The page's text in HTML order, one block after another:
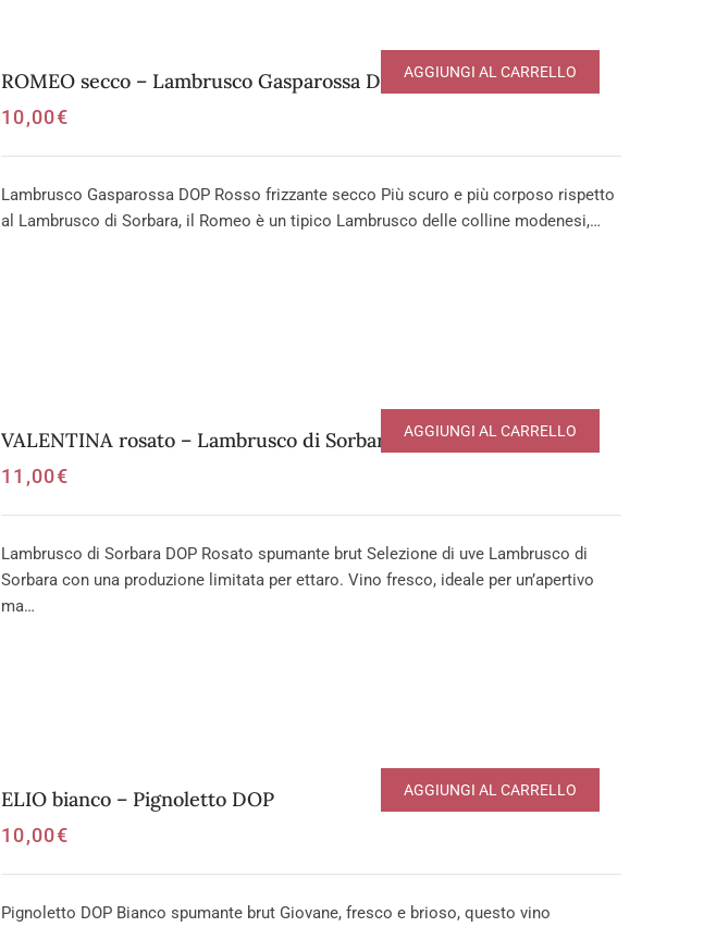
ROMEO secco – Lambrusco Gasparossa DOP
10,00€
AGGIUNGI AL CARRELLO
Lambrusco Gasparossa DOP Rosso frizzante secco Più scuro e più corposo rispetto
al Lambrusco di Sorbara, il Romeo è un tipico Lambrusco delle colline modenesi,…
VALENTINA rosato – Lambrusco di Sorbara DOP
11,00€
AGGIUNGI AL CARRELLO
Lambrusco di Sorbara DOP Rosato spumante brut Selezione di uve Lambrusco di
Sorbara con una produzione limitata per ettaro. Vino fresco, ideale per un’apertivo
ma…
ELIO bianco – Pignoletto DOP
10,00€
AGGIUNGI AL CARRELLO
Pignoletto DOP Bianco spumante brut Giovane, fresco e brioso, questo vino